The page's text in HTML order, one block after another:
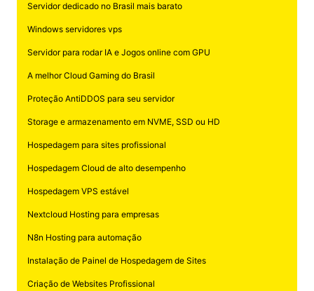
Servidor dedicado no Brasil mais barato
Windows servidores vps
Servidor para rodar IA e Jogos online com GPU
A melhor Cloud Gaming do Brasil
Proteção AntiDDOS para seu servidor
Storage e armazenamento em NVME, SSD ou HD
Hospedagem para sites profissional
Hospedagem Cloud de alto desempenho
Hospedagem VPS estável
Nextcloud Hosting para empresas
N8n Hosting para automação
Instalação de Painel de Hospedagem de Sites
Criação de Websites Profissional